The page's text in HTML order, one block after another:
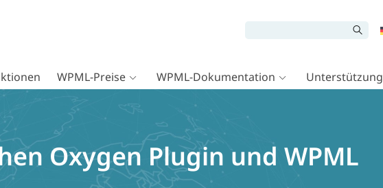
WPML-Preise WPML-Dokumentation Unterstützung
Oxygen Plugin und WPML